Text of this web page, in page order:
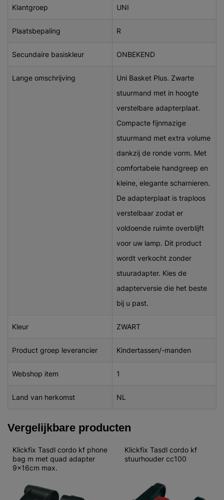
Klantgroep UNI
Plaatsbepaling R
Secundaire basiskleur ONBEKEND
Lange omschrijving
Uni Basket Plus. Zwarte
stuurmand met in hoogte
verstelbare adapterplaat.
Compacte fijnmazige
stuurmand met extra volume
dankzij de ronde vorm. Met
comfortabele handgreep en
kleine, elegante scharnieren.
De adapterplaat is traploos
verstelbaar zodat er
voldoende ruimte overblijft
voor uw lamp. Dit product
wordt verkocht zonder
stuuradapter. Kies de
adapterversie die het beste
bij u past.
Kleur ZWART
Product groep leverancier Kindertassen/-manden
Webshop item 1
Land van herkomst NL
Vergelijkbare producten
Klickfix Tasdl cordo kf phone
bag m met quad adapter
9x16cm max.
Klickfix Tasdl cordo kf
stuurhouder cc100